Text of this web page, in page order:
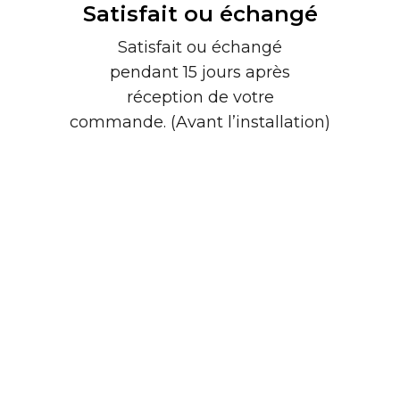
Satisfait ou échangé
Satisfait ou échangé
pendant 15 jours après
réception de votre
commande. (Avant l’installation)